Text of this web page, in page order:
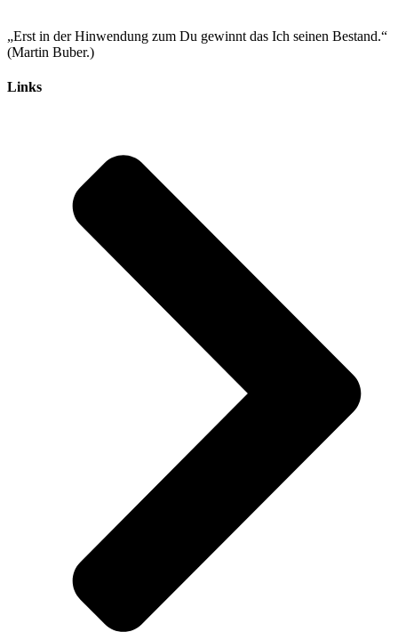
„Erst in der Hinwendung zum Du gewinnt das Ich seinen Bestand.“
(Martin Buber.)
Links